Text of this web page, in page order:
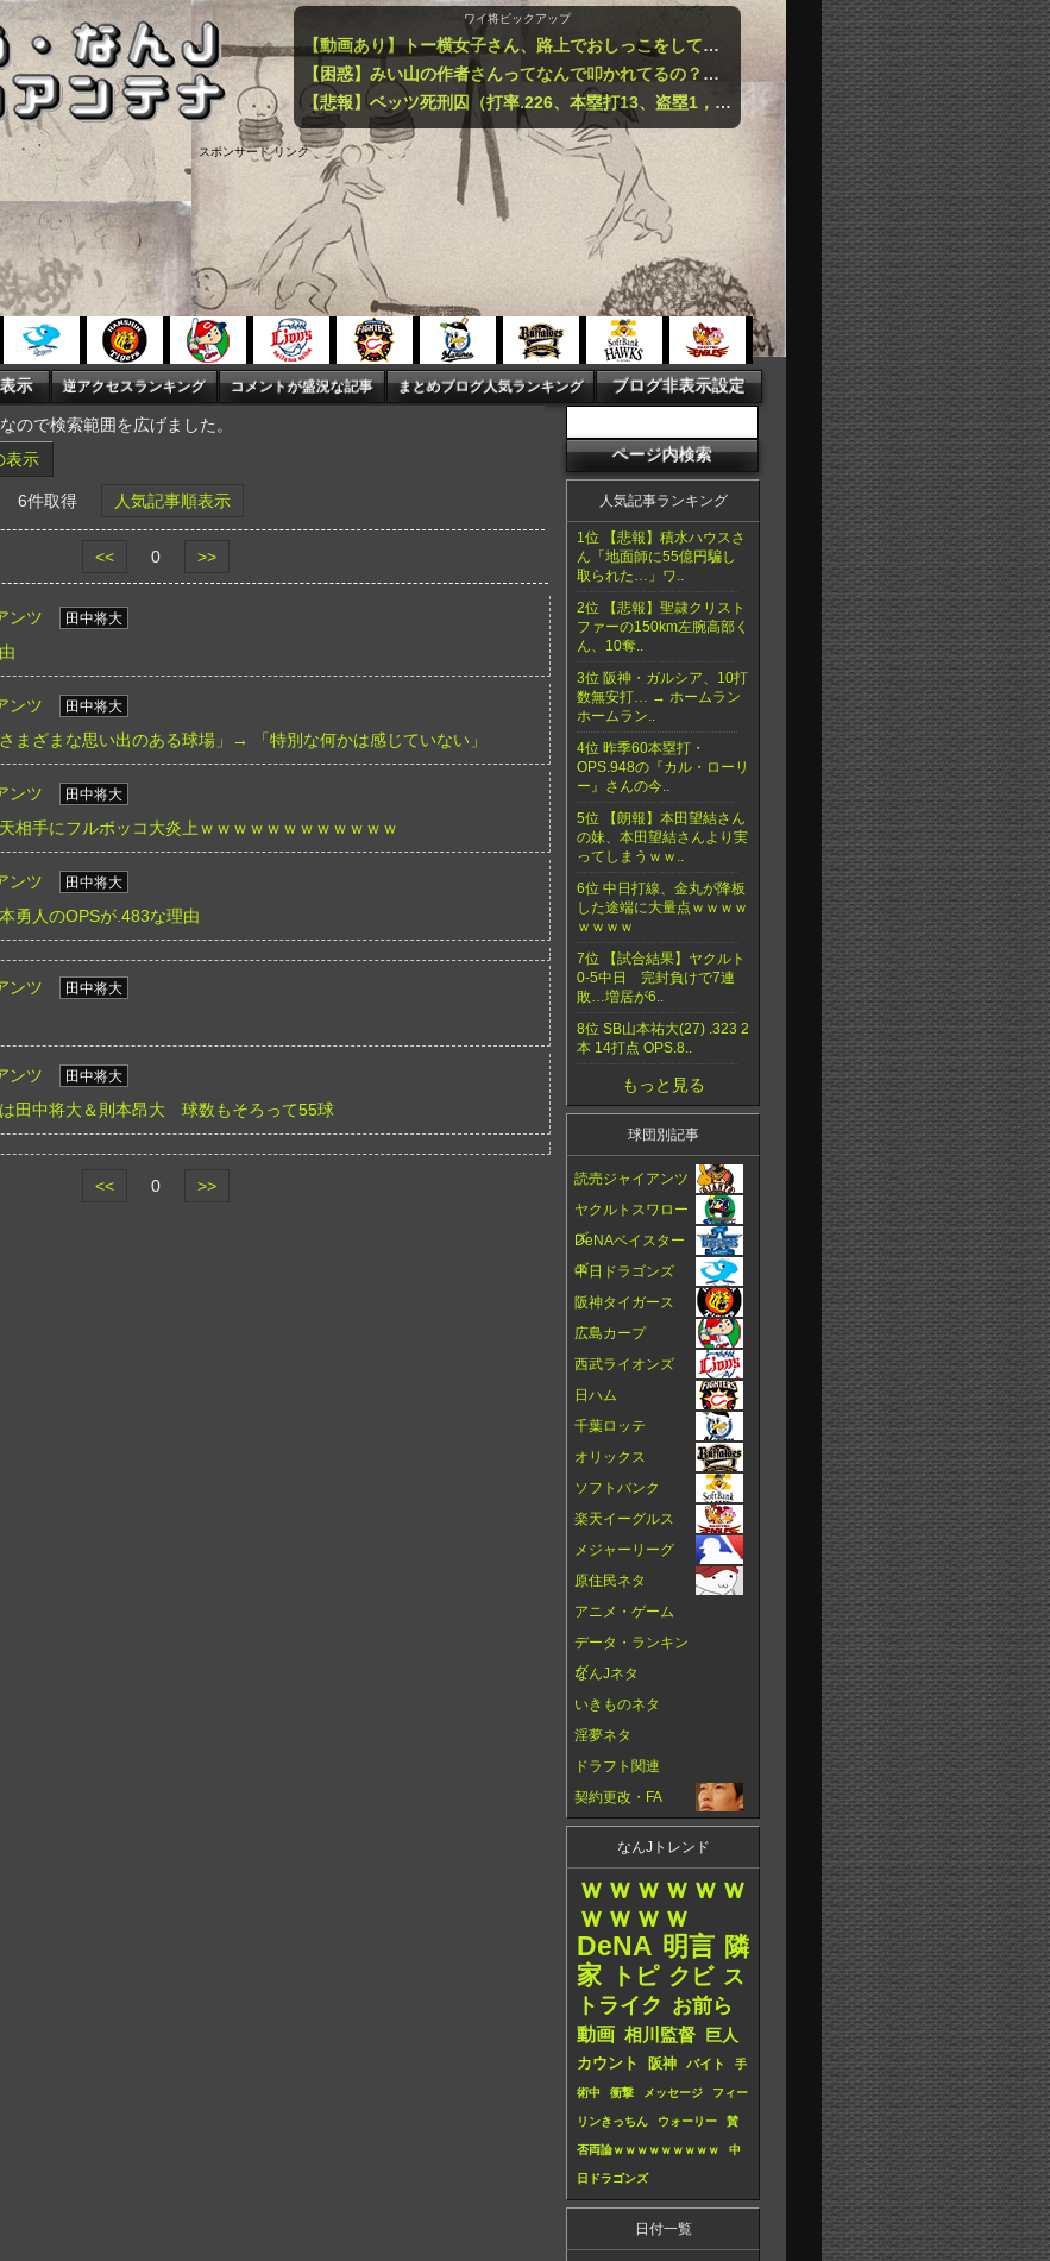
ワイ将ピックアップ
【動画あり】トー横女子さん、路上でおしっこをしてしまうｗｗｗｗｗｗｗ
【困惑】みい山の作者さんってなんで叩かれてるの？もっとクソな漫画あるやろうにｗｗｗｗｗｗｗｗｗｗ
【悲報】ベッツ死刑囚（打率.226、本塁打13、盗塁1，OPS.677、出塁率.283、得点圏.195）
スポンサード リンク
ので検索範囲を広げました。
表示
6件取得 人気記事順表示
<< 0 >>
ンツ
田中将大
ンツ
田中将大
まざまな思い出のある球場」→ 「特別な何かは感じていない」
ンツ
田中将大
相手にフルボッコ大炎上ｗｗｗｗｗｗｗｗｗｗｗｗ
ンツ
田中将大
勇人のOPSが.483な理由
ンツ
田中将大
ンツ
田中将大
田中将大＆則本昂大 球数もそろって55球
<< 0 >>
人気記事ランキング
1位 【悲報】積水ハウスさ
ん「地面師に55億円騙し
取られた…」ワ..
2位 【悲報】聖隷クリスト
ファーの150km左腕高部く
ん、10奪..
3位 阪神・ガルシア、10打
数無安打… → ホームラン
ホームラン..
4位 昨季60本塁打・
OPS.948の『カル・ローリ
ー』さんの今..
5位 【朗報】本田望結さん
の妹、本田望結さんより実
ってしまうｗｗ..
6位 中日打線、金丸が降板
した途端に大量点ｗｗｗｗ
ｗｗｗｗ
7位 【試合結果】ヤクルト
0-5中日 完封負けで7連
敗…増居が6..
8位 SB山本祐大(27) .323 2
本 14打点 OPS.8..
もっと見る
球団別記事
読売ジャイアンツ
ヤクルトスワロー
ズ
DeNAベイスター
ズ
中日ドラゴンズ
阪神タイガース
広島カープ
西武ライオンズ
日ハム
千葉ロッテ
オリックス
ソフトバンク
楽天イーグルス
メジャーリーグ
原住民ネタ
アニメ・ゲーム
データ・ランキン
グ
なんJネタ
いきものネタ
淫夢ネタ
ドラフト関連
契約更改・FA
なんJトレンド
ｗｗｗｗｗｗ
ｗｗｗｗ
DeNA 明言 隣
家
トピ クビ ス
トライク お前ら
動画 相川監督 巨人
カウント 阪神 バイト 手
術中 衝撃 メッセージ フィー
リンきっちん ウォーリー 賛
否両論ｗｗｗｗｗｗｗｗｗ 中
日ドラゴンズ
日付一覧